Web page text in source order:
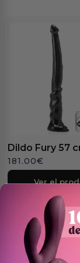
Dildo Fury 57
181.00€
Ver el